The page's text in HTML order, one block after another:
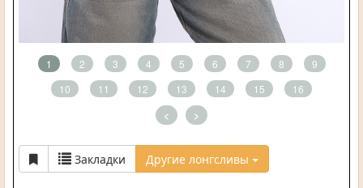
1 2 3 4 5 6 7 8
9
10
11 12 13 14 15 16
< >
Закладки Другие лонгсливы